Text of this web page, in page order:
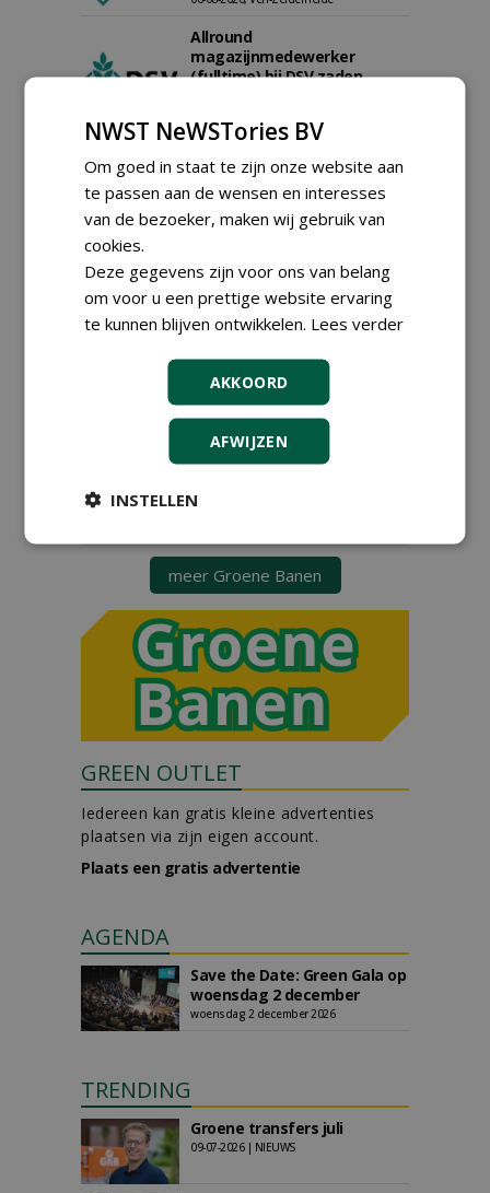
Allround
magazijnmedewerker
(fulltime) bij DSV zaden
Groeiplaats specialist bij
Boomtotaalzorg32-40 uur
30-07-2026, Schalkwijk
Boominspecteur bij
Hoofdgreenkeeper (m/v)
Golfbaan KralingenOosthoek
30-07-2026
Teamleider Kwekerij &
Ontwikkeling bij Diamant
30-07-2026
sportvelden & golfbanen bij
meer Groene Banen
GREEN OUTLET
Iedereen kan gratis kleine advertenties
plaatsen via zijn eigen account.
Plaats een gratis advertentie
AGENDA
Save the Date: Green Gala op
woensdag 2 december
woensdag 2 december 2026
TRENDING
Groene transfers juli
09-07-2026 | NIEUWS
NWST NeWSTories BV
Om goed in staat te zijn onze website aan
te passen aan de wensen en interesses
van de bezoeker, maken wij gebruik van
cookies.
Deze gegevens zijn voor ons van belang
om voor u een prettige website ervaring
te kunnen blijven ontwikkelen. Lees verder
AKKOORD
AFWIJZEN
INSTELLEN